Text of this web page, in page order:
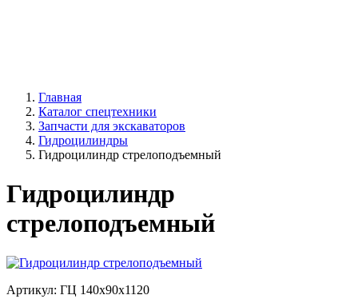
Главная
Каталог спецтехники
Запчасти для экскаваторов
Гидроцилиндры
Гидроцилиндр стрелоподъемный
Гидроцилиндр
стрелоподъемный
Артикул: ГЦ 140х90х1120